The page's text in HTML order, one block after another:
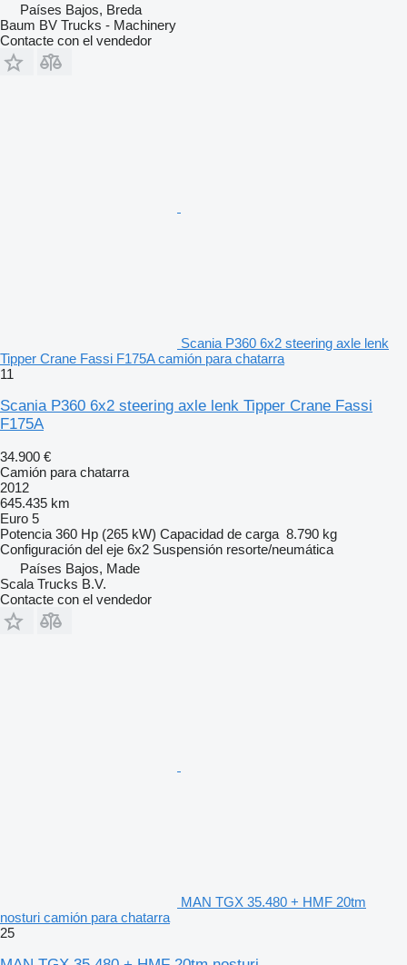
Países Bajos, Breda
Baum BV Trucks - Machinery
Contacte con el vendedor
Scania P360 6x2 steering axle lenk
Tipper Crane Fassi F175A camión para chatarra
11
Scania P360 6x2 steering axle lenk Tipper Crane Fassi
F175A
34.900 €
Camión para chatarra
2012
645.435 km
Euro 5
Potencia 360 Hp (265 kW) Capacidad de carga 8.790 kg
Configuración del eje 6x2 Suspensión resorte/neumática
Países Bajos, Made
Scala Trucks B.V.
Contacte con el vendedor
MAN TGX 35.480 + HMF 20tm
nosturi camión para chatarra
25